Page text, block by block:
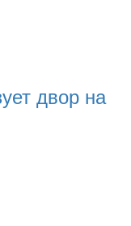
двор на